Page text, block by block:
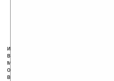
Напомним, что NanoBook
июня 2007 года в выставочном
выразился Ричард Браун (Richard
можно назвать BlackBerry на
окончательный вариант этого
вталкивал и вынимал сменные